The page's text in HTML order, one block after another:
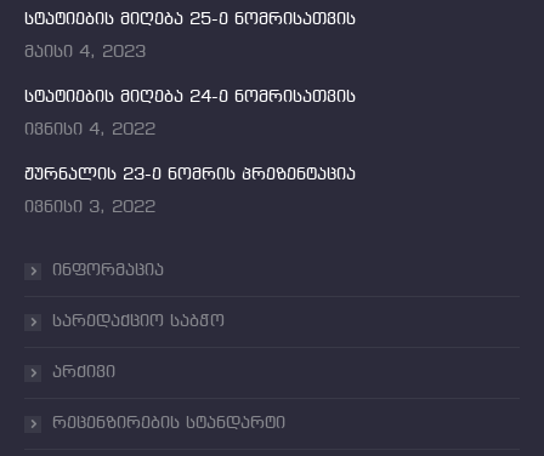
სტატიების მიღება 25-ე ნომრისათვის
მაისი 4, 2023
სტატიების მიღება 24-ე ნომრისათვის
ივნისი 4, 2022
ჟურნალის 23-ე ნომრის პრეზენტაცია
ივნისი 3, 2022
ინფორმაცია
სარედაქციო საბჭო
არქივი
რეცენზირების სტანდარტი